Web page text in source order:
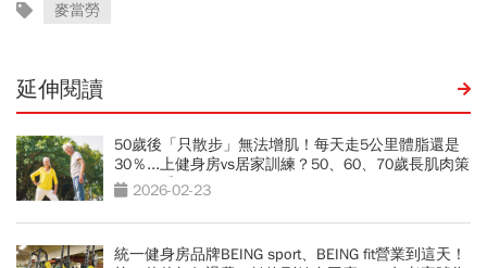
麥當勞
延伸閱讀
50歲後「只散步」無法增肌！每天走5公里體脂還是
30％...上健身房vs居家訓練？50、60、70歲長肌肉策
略一次看
2026-02-23
統一健身房品牌BEING sport、BEING fit營業到這天！